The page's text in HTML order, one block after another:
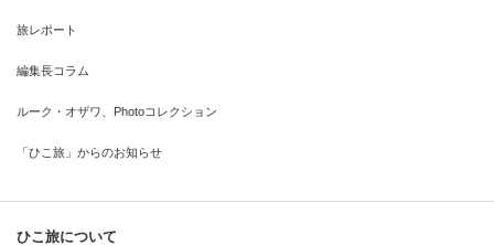
旅レポート
編集長コラム
ルーク・オザワ、Photoコレクション
「ひこ旅」からのお知らせ
ひこ旅について